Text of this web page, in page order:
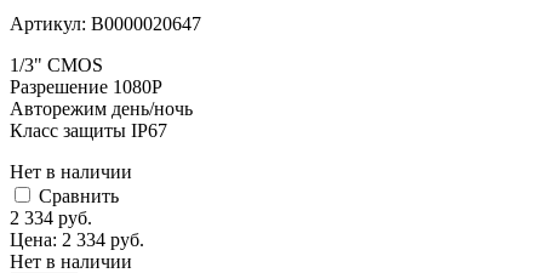
Артикул: В0000020647
1/3" CMOS
Разрешение 1080P
Авторежим день/ночь
Класс защиты IP67
Нет в наличии
Cравнить
2 334 руб.
Цена: 2 334 руб.
Нет в наличии